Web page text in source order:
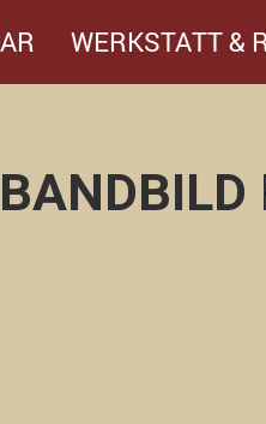
WERKSTATT &